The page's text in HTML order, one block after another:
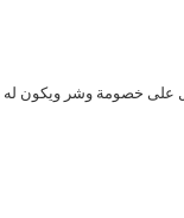
على خصومة وشر ويكون